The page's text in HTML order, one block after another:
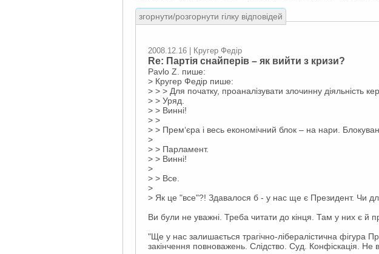
згорнути/розгорнути гілку відповідей
2008.12.16 | Кругер Федір
Re: Партія снайперів – як вийти з кризи?
Pavlo Z. пише:
> Кругер Федір пише:
> > > Для початку, проаналізувати злочинну діяльність
> > Уряд.
> > Винні!
> >
> > Прем‘єра і весь економічний блок – на нари.
>
> > Парламент.
> > Винні!
>
> > Все.
>
> Як це "все"?! Здавалося б - у нас ще є Президент. Чи
Ви були не уважні. Треба читати до кінця. Там у них є й
"Ще у нас залишається трагічно-лібералістична фігура
закінчення повноважень. Слідство. Суд. Конфіскація.